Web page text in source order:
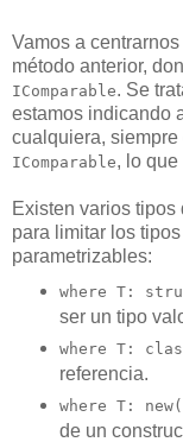
Vamos a
método anterior,
IComparable. Se
estamos indicando
cualquiera,
IComparable, lo
Existen varios
para limitar los
parametrizables:
where T:
ser un tipo
where T:
referencia.
where T:
de un